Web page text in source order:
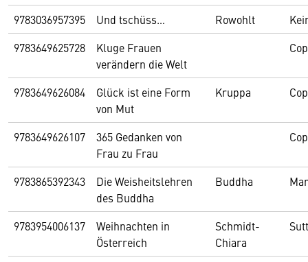
9783036957395 Und tschüss… Rowohlt
9783649625728
Kluge Frauen
verändern die Welt
9783649626084
Glück ist eine Form
von Mut
Kruppa
9783649626107
365 Gedanken von
Frau zu Frau
9783865392343
Die Weisheitslehren
des Buddha
Buddha
9783954006137
Weihnachten in
Österreich
Schmidt-
Chiara